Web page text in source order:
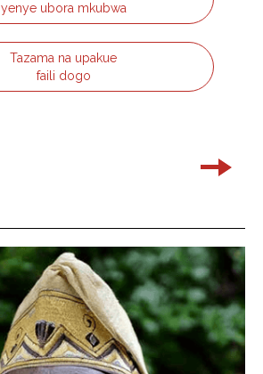
yenye ubora mkubwa
Tazama na upakue
faili dogo